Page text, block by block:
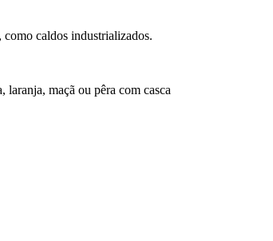
como caldos industrializados.
maçã ou pêra com casca